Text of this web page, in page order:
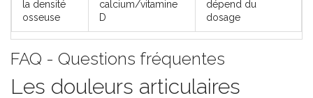
la densité
osseuse
calcium/vitamine
D
dépend du
dosage
FAQ - Questions fréquentes
Les douleurs articulaires